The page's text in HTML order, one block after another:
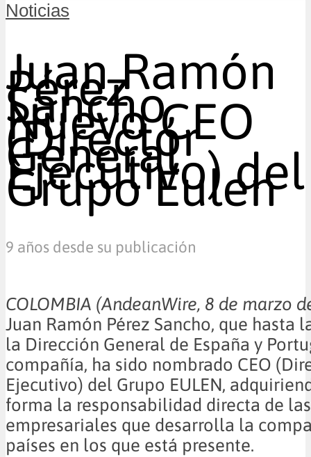
Noticias
Juan Ramón
Pérez
Sancho,
Nuevo CEO
(Director
General
Ejecutivo) del
Grupo Eulen
9 años desde su publicación
COLOMBIA (AndeanWire, 8 de marzo
Juan Ramón Pérez Sancho, que hasta
la Dirección General de España y
compañía, ha sido nombrado CEO
Ejecutivo) del Grupo EULEN,
forma la responsabilidad directa de
empresariales que desarrolla la
países en los que está presente.